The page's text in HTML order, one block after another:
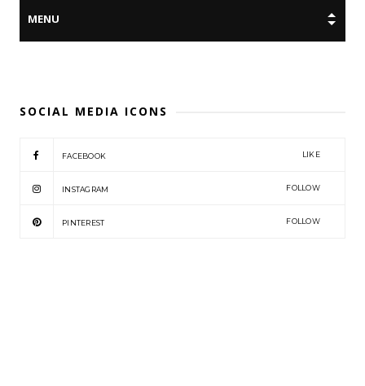
SOCIAL MEDIA ICONS
FACEBOOK LIKE
INSTAGRAM FOLLOW
PINTEREST FOLLOW